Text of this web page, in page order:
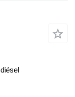
diésel